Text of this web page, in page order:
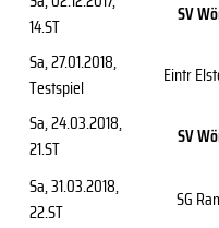
14.ST
SV
Sa, 27.01.2018,
Testspiel
Eintr
Sa, 24.03.2018,
21.ST
SV
Sa, 31.03.2018,
22.ST
SG